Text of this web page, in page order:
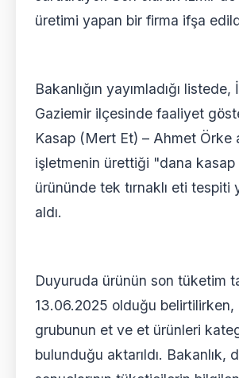
üretimi yapan bir firma ifşa
Bakanlığın yayımladığı listede,
Gaziemir ilçesinde faaliyet
Kasap (Mert Et) – Ahmet Örke
işletmenin ürettiği "dana
ürününde tek tırnaklı eti tespiti
aldı.
Duyuruda ürünün son tüketim
13.06.2025 olduğu belirtilirken,
grubunun et ve et ürünleri
bulunduğu aktarıldı. Bakanlık,